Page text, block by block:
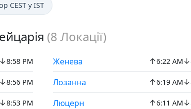
CEST у IST
(8 Локації)
↓8:58 PM
↓8:56 PM
↓8:53 PM
Женева ↑6:22 AM↓
Лозанна ↑6:19 AM↓
Люцерн ↑6:11 AM↓